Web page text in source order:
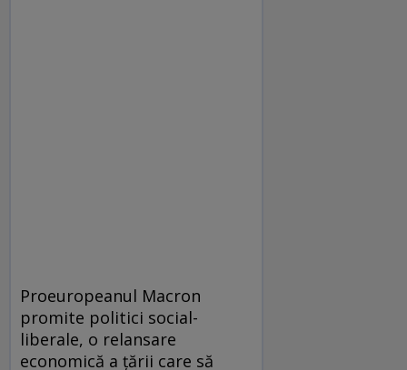
Proeuropeanul Macron
promite politici social-
liberale, o relansare
economică a ţării care să